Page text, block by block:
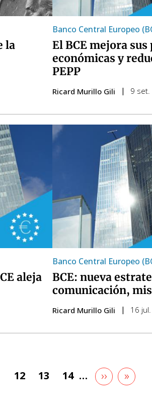
la
Banco Central Europeo
El BCE mejora
económicas y
PEPP
Ricard Murillo Gili 9 set.
aleja
Banco Central Europeo
BCE: nueva
comunicación,
Ricard Murillo Gili 16
Pàgina
12 Pàgina
13 Pàgina
14 …
Pàgina
següent
››
Última
pàgina
»